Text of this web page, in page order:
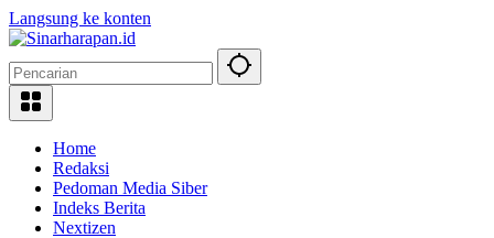
Langsung ke konten
Home
Redaksi
Pedoman Media Siber
Indeks Berita
Nextizen